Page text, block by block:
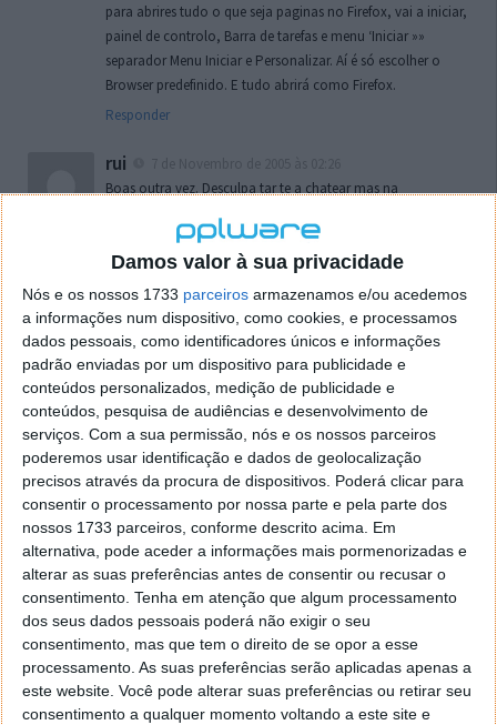
Damos valor à sua privacidade
Nós e os nossos 1733 parceiros armazenamos e/ou acedemos
a informações num dispositivo, como cookies, e processamos
dados pessoais, como identificadores únicos e informações
padrão enviadas por um dispositivo para publicidade e
conteúdos personalizados, medição de publicidade e
conteúdos, pesquisa de audiências e desenvolvimento de
serviços. Com a sua permissão, nós e os nossos parceiros
poderemos usar identificação e dados de geolocalização
precisos através da procura de dispositivos. Poderá clicar para
consentir o processamento por nossa parte e pela parte dos
nossos 1733 parceiros, conforme descrito acima. Em
alternativa, pode aceder a informações mais pormenorizadas e
alterar as suas preferências antes de consentir ou recusar o
consentimento. Tenha em atenção que algum processamento
dos seus dados pessoais poderá não exigir o seu
consentimento, mas que tem o direito de se opor a esse
processamento. As suas preferências serão aplicadas apenas a
este website. Você pode alterar suas preferências ou retirar seu
consentimento a qualquer momento voltando a este site e
para abrires tudo o que seja paginas no Firefox, vai a iniciar,
painel de controlo, Barra de tarefas e menu ‘Iniciar »»
separador Menu Iniciar e Personalizar. Aí é só escolher o
Browser predefinido. E tudo abrirá como Firefox.
Responder
rui
Boas outra vez. Desculpa tar te a chatear mas na
o firefox como browser predefenido
de control tudo e nada. Tou a comecar a desesperar, ate ja
tentei apagar o explorer na tentativa de forçar o uso do
firefox mas em vao. Kaso te lembres de outra dica fico
agradecido, caso contrario obrigado a mesma
Responder
Vítor M.
7 de Novembro de 2005 às 01:39
@Reporter
Desculpa mas o link funciona. Seja como for segue por mail
o MSn Messenger 8.
Responder
Vítor M.
7 de Novembro de 2005 às 11:21
@Rui
Tens de encontrar o que te falei. Faz da seguinte maneira,
janela iniciar e no topo dessa janela com o botão direito do
rato faz propriedades. Depois no separador Menu ‘Iniciar’
clica no botão ‘Personalizar’ aí encontrarás no separador
geral a opção para escolheres o Browser com que queres